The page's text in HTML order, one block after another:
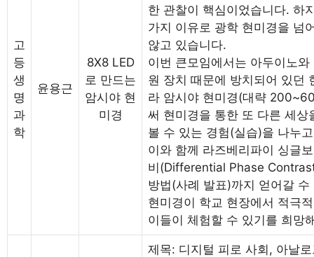
고
등
생
명
과
학
윤용근
8X8 LED
로 만드는
암시야 현
미경
한 관찰이 핵심이었습니다. 하
가지 이유로 광학 현미경을 넘
않고 있습니다.
이번 큰모임에서는 아두이노
원 장치 때문에 방치되어 있던
라 암시야 현미경(대략
써 현미경을 통한 또 다른 세
볼 수 있는 경험(실습)을 나누
이와 함께 라즈베리파이 싱글
비(Differential Phase
방법(사례 발표)까지 얻어갈 수
현미경이 학교 현장에서 적극
이들이 체험할 수 있기를 희망
제목: 디지털 피로 사회, 아날